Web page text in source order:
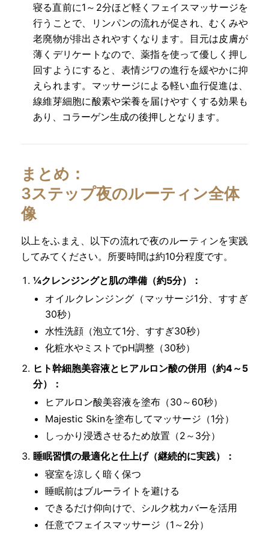
寝る直前に1～2分ほど軽くフェイスマッサージを
行うことで、リンパンの流れが促され、むくみや
老廃物が排出されやすくなります。目元は皮膚が
薄くデリケートなので、薬指を使って優しく押し
回すようにすると、表情ジワの進行を緩やかに抑
えられます。マッサージによる軽い血行促進は、
線維芽細胞に酸素や栄養を届けやすくする効果も
あり、コラーゲン生成の後押しとなります。
まとめ：
3ステップ夜のルーティン全体
像
以上をふまえ、以下の流れで夜のルーティンを実践
してみてください。所要時間は約10分程度です。
¼クレンジングと肌の準備（約5分）：
オイルクレンジング（マッサージ1分、すすぎ
30秒）
水性洗顔（泡立て1分、すすぎ30秒）
化粧水やミストでpH調整（30秒）
ヒト幹細胞美容液とヒアルロン酸の併用（約4～5
分）：
ヒアルロン酸美容液を塗布（30～60秒）
Majestic Skinを塗布してマッサージ（1分）
しっかり浸透させるため放置（2～3分）
睡眠習慣の最適化と仕上げ（継続的に実践）：
寝室を涼しく暗く保つ
睡眠前はブルーライトを避ける
できるだけ仰向けで、シルク枕カバーを活用
任意でフェイスマッサージ（1～2分）